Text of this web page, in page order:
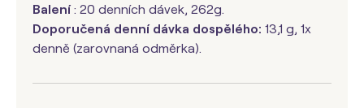
Balení: 20 denních dávek, 262g.
Doporučená denní dávka dospělého: 13,1 g, 1x
denně (zarovnaná odměrka).